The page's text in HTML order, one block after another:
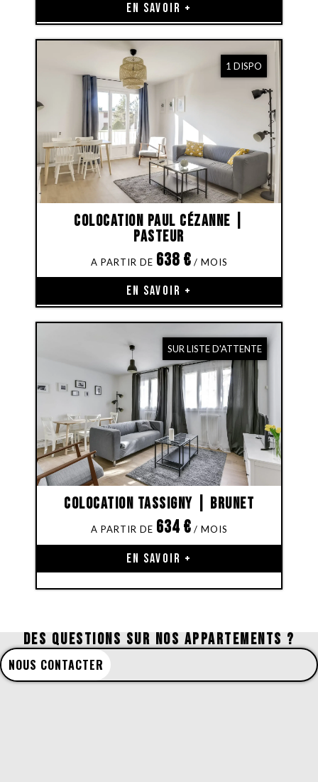
EN SAVOIR +
1 DISPO
Colocation Paul Cézanne |
Pasteur
638€
EN SAVOIR +
SUR LISTE D'ATTENTE
Colocation Tassigny | Brunet
634€
EN SAVOIR +
DES QUESTIONS SUR NOS APPARTEMENTS ?
NOUS CONTACTER